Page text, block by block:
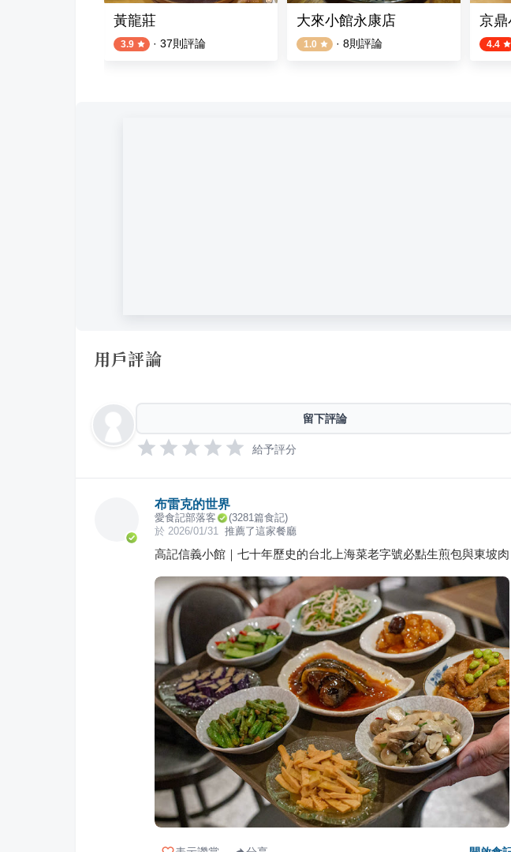
黃龍莊
3.9 · 37則評論
大來小館永康店
1.0 · 8則評論
京鼎
4.4
用戶評論
留下評論
給予評分
布雷克的世界
愛食記部落客 (3281篇食記)
於 2026/01/31 推薦了這家餐廳
高記信義小館｜七十年歷史的台北上海菜老字號必點生煎包與東坡肉